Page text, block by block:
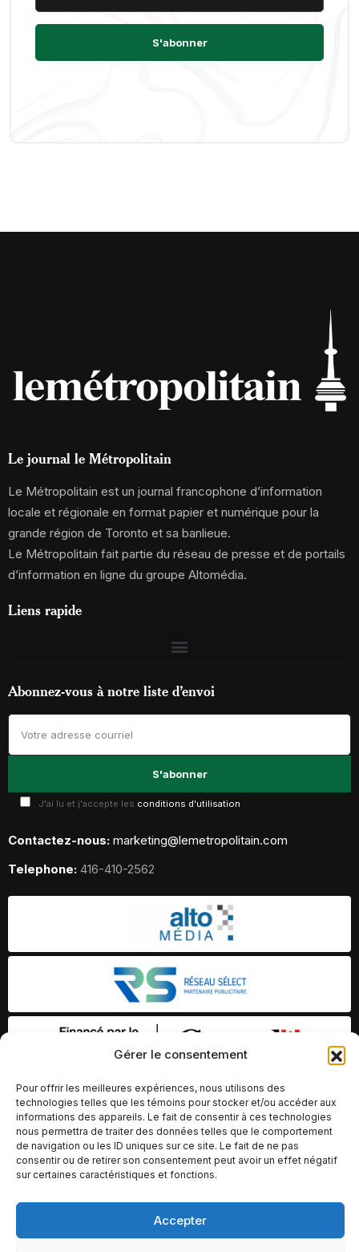
Gérer le consentement
Pour offrir les meilleures expériences, nous utilisons des
technologies telles que les témoins pour stocker et/ou accéder aux
informations des appareils. Le fait de consentir à ces technologies
nous permettra de traiter des données telles que le comportement
de navigation ou les ID uniques sur ce site. Le fait de ne pas
consentir ou de retirer son consentement peut avoir un effet négatif
sur certaines caractéristiques et fonctions.
Accepter
Le journal le Métropolitain
Le Métropolitain est un journal francophone d’information
locale et régionale en format papier et numérique pour la
grande région de Toronto et sa banlieue.
Le Métropolitain fait partie du réseau de presse et de portails
d’information en ligne du groupe Altomédia.
Liens rapide
Abonnez-vous à notre liste d’envoi
J'ai lu et j'accepte les conditions d'utilisation
Contactez-nous: marketing@lemetropolitain.com
Telephone: 416-410-2562
© Copyright 2026 – Altomédia Inc |
Ce site internet a été conçu et développé par Chameleon Ideas